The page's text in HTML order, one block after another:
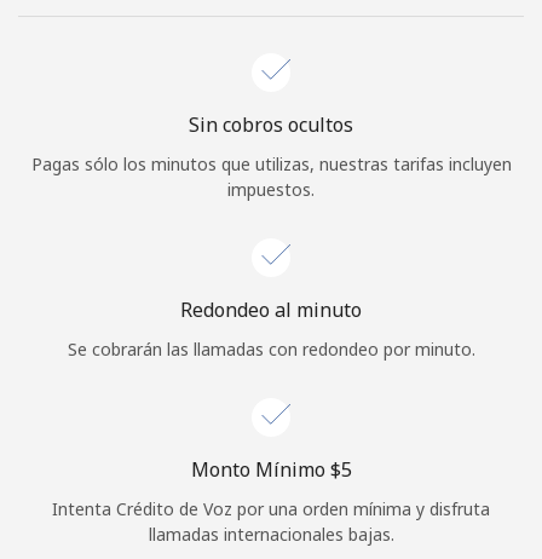
Iniciar Sesión
Continuar con
Sin cobros ocultos
Pagas sólo los minutos que utilizas, nuestras tarifas incluyen
impuestos.
Redondeo al minuto
Se cobrarán las llamadas con redondeo por minuto.
Monto Mínimo ⁦$5⁩
Intenta Crédito de Voz por una orden mínima y disfruta
llamadas internacionales bajas.